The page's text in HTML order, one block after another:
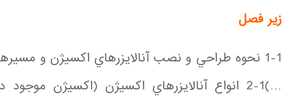
زير فصل
1-1 نحوه طراحي و نصب آنالايزرهاي اكسيژن و